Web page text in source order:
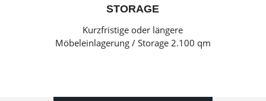
STORAGE
Kurzfristige oder längere
Möbeleinlagerung / Storage 2.100 qm